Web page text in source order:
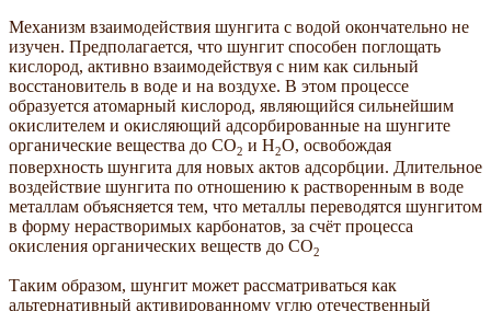
Механизм взаимодействия шунгита с водой окончательно не
изучен. Предполагается, что шунгит способен поглощать
кислород, активно взаимодействуя с ним как сильный
восстановитель в воде и на воздухе. В этом процессе
образуется атомарный кислород, являющийся сильнейшим
окислителем и окисляющий адсорбированные на шунгите
органические вещества до CO2 и H2O, освобождая
поверхность шунгита для новых актов адсорбции. Длительное
воздействие шунгита по отношению к растворенным в воде
металлам объясняется тем, что металлы переводятся шунгитом
в форму нерастворимых карбонатов, за счёт процесса
окисления органических веществ до CO2
Таким образом, шунгит может рассматриваться как
альтернативный активированному углю отечественный